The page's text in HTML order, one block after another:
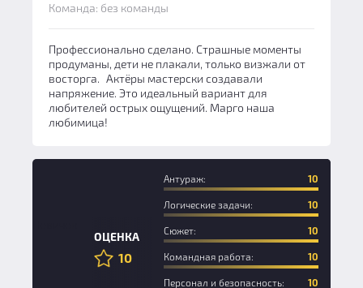
Команда: без команды
Профессионально сделано. Страшные моменты
продуманы, дети не плакали, только визжали от
восторга. Актёры мастерски создавали
напряжение. Это идеальный вариант для
любителей острых ощущений. Марго наша
любимица!
ОЦЕНКА
10
Антураж: 10
Логические задачи: 10
Сюжет: 10
Командная работа: 10
Персонал и безопасность: 10